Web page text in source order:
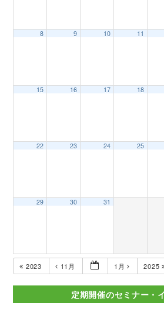
8 9 10 11
15 16 17 18
22 23 24 25
29 30 31
2023 11月 1月 2025
定期開催のセミナー・